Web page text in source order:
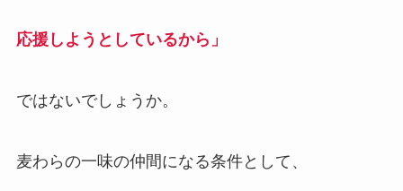
応援しようとしているから」
ではないでしょうか。
麦わらの一味の仲間になる条件として、